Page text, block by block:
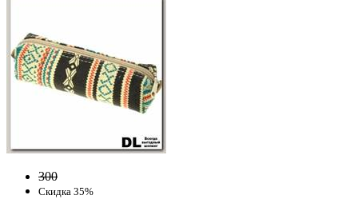
300
Скидка 35%